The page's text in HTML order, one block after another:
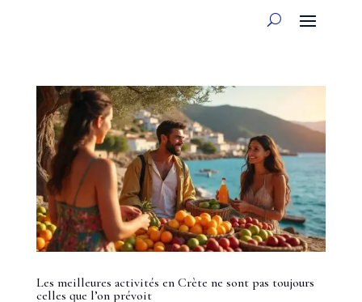
Les meilleures activités en Crète ne sont pas toujours
celles que l’on prévoit